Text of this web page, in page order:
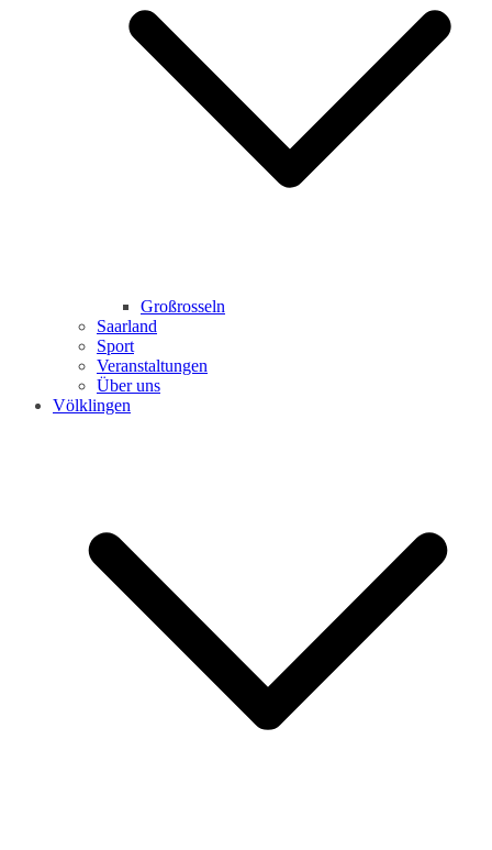
Großrosseln
Saarland
Sport
Veranstaltungen
Über uns
Völklingen